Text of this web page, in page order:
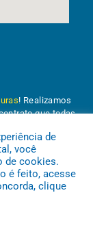
! Realizamos
que todas
de
você
de cookies.
é feito, acesse
clique